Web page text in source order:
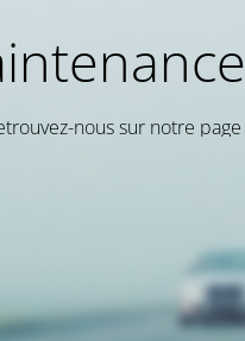
nous sur notre page